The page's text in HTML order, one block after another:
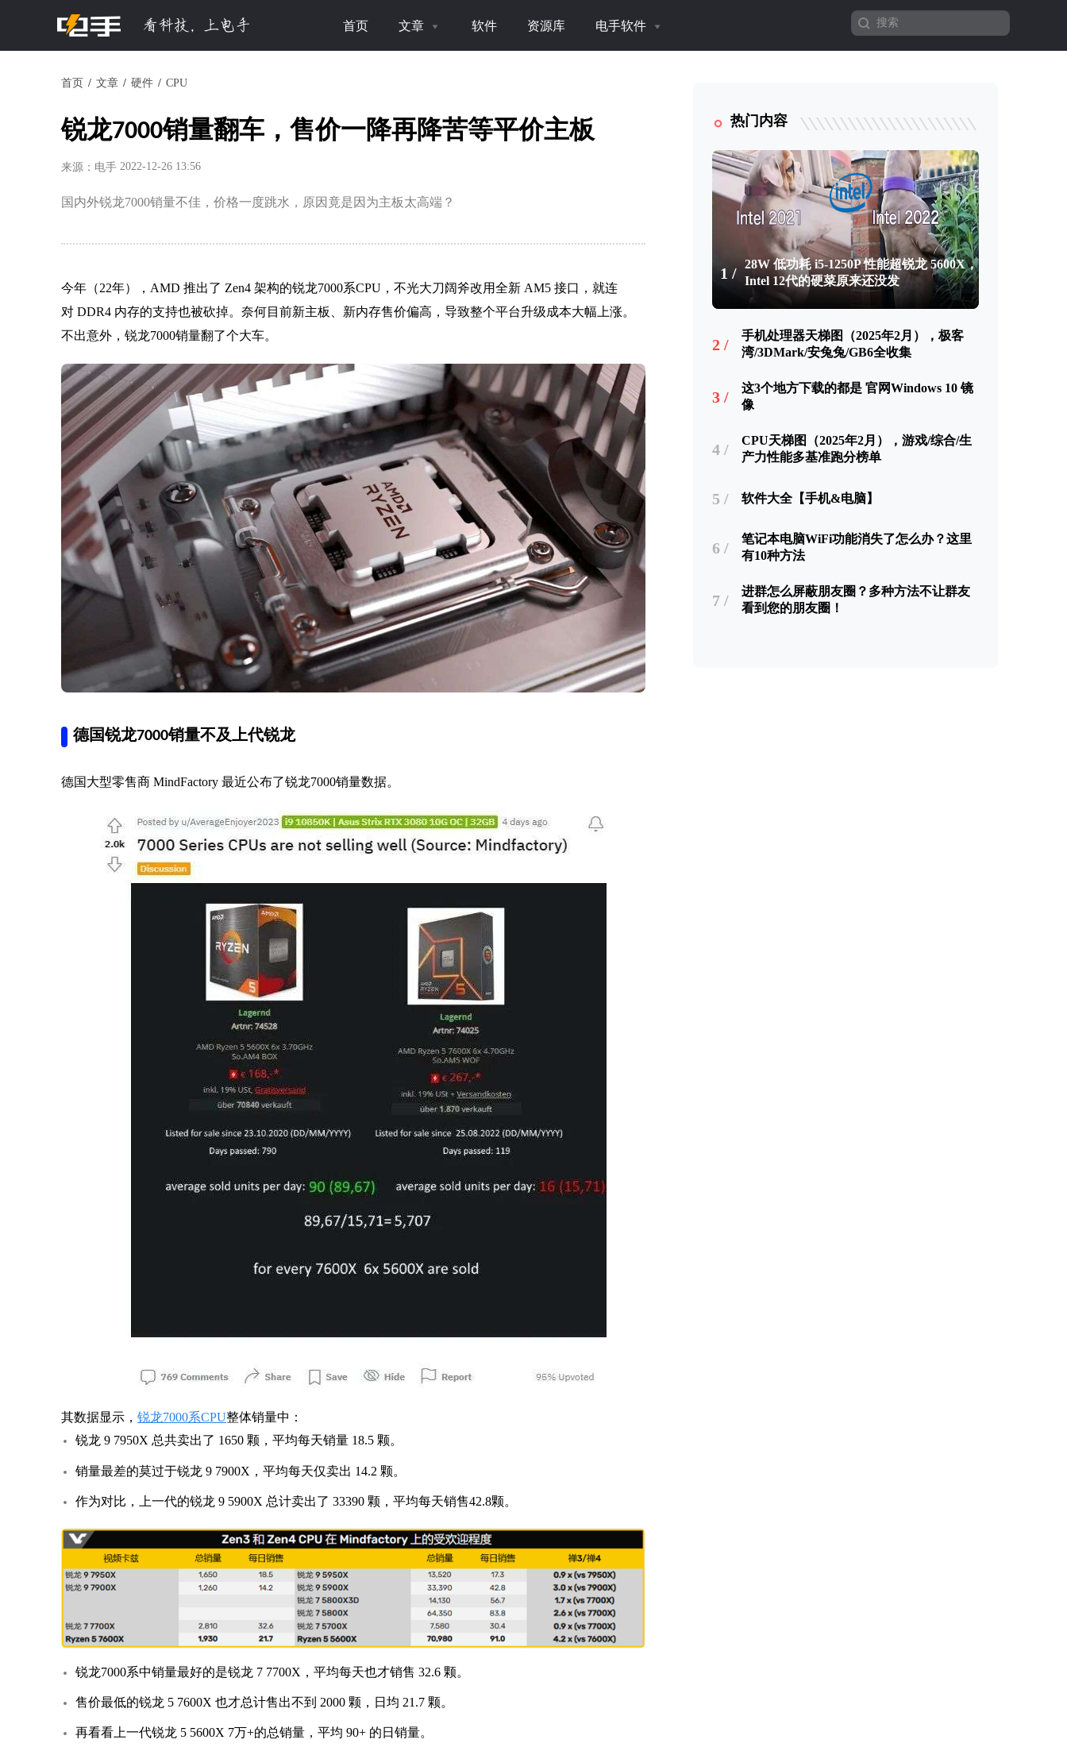
首页 文章 软件 资源库 电手软件
首页 文章 硬件 CPU
锐龙7000销量翻车，售价一降再降苦等平价主板
来源：电手 2022-12-26 13:56
国内外锐龙7000销量不佳，价格一度跳水，原因竟是因为主板太高端？
今年（22年），AMD 推出了 Zen4 架构的锐龙7000系CPU，不光大刀阔斧改用全新 AM5 接口，就连
对 DDR4 内存的支持也被砍掉。奈何目前新主板、新内存售价偏高，导致整个平台升级成本大幅上涨。
不出意外，锐龙7000销量翻了个大车。
德国锐龙7000销量不及上代锐龙
德国大型零售商 MindFactory 最近公布了锐龙7000销量数据。
其数据显示， 锐龙7000系CPU整体销量中：
锐龙 9 7950X 总共卖出了 1650 颗，平均每天销量 18.5 颗。
销量最差的莫过于锐龙 9 7900X，平均每天仅卖出 14.2 颗。
作为对比，上一代的锐龙 9 5900X 总计卖出了 33390 颗，平均每天销售42.8颗。
锐龙7000系中销量最好的是锐龙 7 7700X，平均每天也才销售 32.6 颗。
售价最低的锐龙 5 7600X 也才总计售出不到 2000 颗，日均 21.7 颗。
再看看上一代锐龙 5 5600X 7万+的总销量，平均 90+ 的日销量。
热门内容
1 /
28W 低功耗 i5-1250P 性能超锐龙 5600X，
Intel 12代的硬菜原来还没发
2 /
手机处理器天梯图（2025年2月），极客
湾/3DMark/安兔兔/GB6全收集
3 /
这3个地方下载的都是 官网Windows 10 镜
像
4 /
CPU天梯图（2025年2月），游戏/综合/生
产力性能多基准跑分榜单
5 / 软件大全【手机&电脑】
6 /
笔记本电脑WiFi功能消失了怎么办？这里
有10种方法
7 /
进群怎么屏蔽朋友圈？多种方法不让群友
看到您的朋友圈！